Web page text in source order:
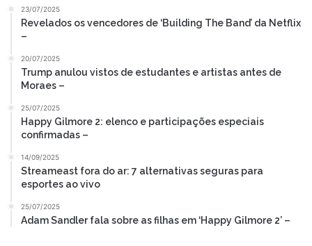
23/07/2025
Revelados os vencedores de ‘Building The Band’ da Netflix
–
20/07/2025
Trump anulou vistos de estudantes e artistas antes de
Moraes –
25/07/2025
Happy Gilmore 2: elenco e participações especiais
confirmadas –
14/09/2025
Streameast fora do ar: 7 alternativas seguras para
esportes ao vivo
25/07/2025
Adam Sandler fala sobre as filhas em ‘Happy Gilmore 2’ –